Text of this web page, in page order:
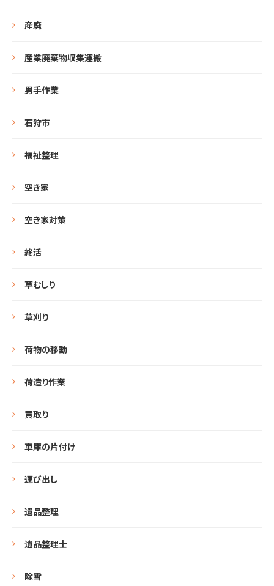
産廃
産業廃棄物収集運搬
男手作業
石狩市
福祉整理
空き家
空き家対策
終活
草むしり
草刈り
荷物の移動
荷造り作業
買取り
車庫の片付け
運び出し
遺品整理
遺品整理士
除雪